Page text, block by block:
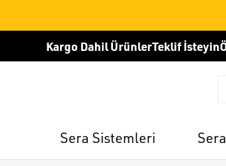
Kargo Dahil ÜrünlerTeklif İsteyin
Sera Sistemleri